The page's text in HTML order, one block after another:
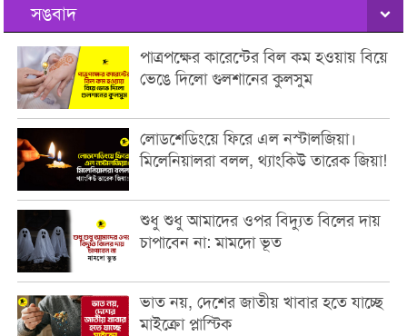
সঙবাদ
পাত্রপক্ষের কারেন্টের বিল কম হওয়ায় বিয়ে
ভেঙে দিলো গুলশানের কুলসুম
লোডশেডিংয়ে ফিরে এল নস্টালজিয়া।
মিলেনিয়ালরা বলল, থ্যাংকিউ তারেক জিয়া!
শুধু শুধু আমাদের ওপর বিদ্যুত বিলের দায়
চাপাবেন না: মামদো ভূত
ভাত নয়, দেশের জাতীয় খাবার হতে যাচ্ছে
মাইক্রো প্লাস্টিক